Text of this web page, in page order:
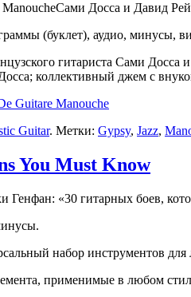
Сами Досса и Давид
(буклет), аудио, минусы,
гитариста Сами
коллективный джем с
Guitare Manouche
Guitar. Метки: Gypsy, Jazz,
You Must Know
Генфан: «30 гитарных боев,
набор инструментов для
применимые в любом